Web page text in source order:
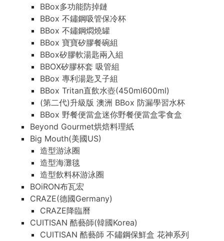
BBox多功能防掉鏈
BBox 不鏽鋼吸管保冷杯
BBox 不鏽鋼燜燒罐
BBox 寶寶矽膠餐碗組
BBox矽膠軟湯匙兩入組
BBOX矽膠杯套 吸管組
BBox 專利湯匙叉子組
BBox Tritan直飲水壺(450ml600ml)
(第二代)升級版 澳洲 BBox 防漏學習水杯
BBox 野餐便當盒迷你野餐便當盒零食盒
Beyond Gourmet烘焙料理紙
Big Mouth(美國US)
造型游泳圈
造型海灘毯
造型飲料杯游泳圈
BOiRON布瓦宏
CRAZE(德國Germany)
CRAZE降臨曆
CUITISAN 酷藝師(韓國Korea)
CUITISAN 酷藝師 不鏽鋼保鮮盒 花神系列